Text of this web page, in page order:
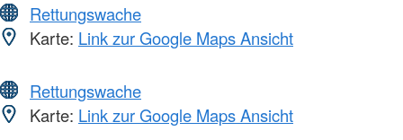
Rettungswache
Karte: Link zur Google Maps Ansicht
Rettungswache
Karte: Link zur Google Maps Ansicht